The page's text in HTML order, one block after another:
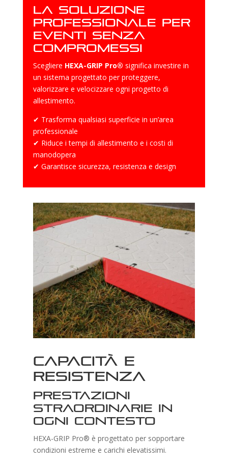
La soluzione
professionale per
eventi senza
compromessi
Scegliere HEXA-GRIP Pro® significa investire in
un sistema progettato per proteggere,
valorizzare e velocizzare ogni progetto di
allestimento.
✔ Trasforma qualsiasi superficie in un’area
professionale
✔ Riduce i tempi di allestimento e i costi di
manodopera
✔ Garantisce sicurezza, resistenza e design
Capacità e
Resistenza
Prestazioni
straordinarie in
ogni contesto
HEXA-GRIP Pro® è progettato per sopportare
condizioni estreme e carichi elevatissimi.